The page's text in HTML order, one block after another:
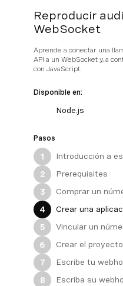
Reproducir
WebSocket
Aprende a conectar una
API a un WebSocket y, a
con JavaScript.
Disponible en:
Node.js
Pasos
1
Introducción a
2
Prerequisites
3
Comprar un
4
Crear una
5
Vincular un
6
Crear el proyecto
7
Escribe tu
8
Escriba su